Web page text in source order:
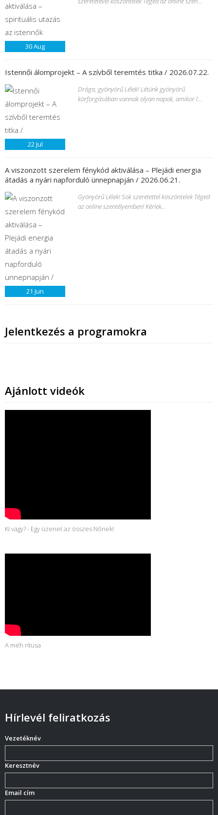
30Aug
Istennői álomprojekt – A szívből teremtés titka / 2026.07.22.
22Jul
Drága, gyönyörű Lélek! Létünk gyönyörű
körforgásában vannak olyan napok, amikor l...
A viszonzott szerelem fénykód aktiválása – Plejádi energia
átadás a nyári napforduló ünnepnapján / 2026.06.21.
21 Jun
Gyönyörű Lélek! Sok szeretettel köszöntelek Téged
az online szentélyemben! Kérlek...
Jelentkezés a programokra
Ajánlott videók
Ki vagy? - Egy üzenet az összes Nőnek!
A méh rítusa
Hírlevél feliratkozás
Vezetéknév
Keresztnév
Email cím